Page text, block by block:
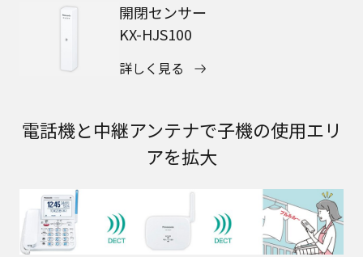
開閉センサー
KX-HJS100
詳しく見る
電話機と中継アンテナで子機の使用エリ
アを拡大